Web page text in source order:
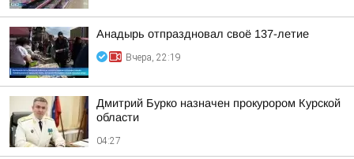
Анадырь отпраздновал своё 137-летие
Вчера, 22:19
Дмитрий Бурко назначен прокурором Курской
области
04:27